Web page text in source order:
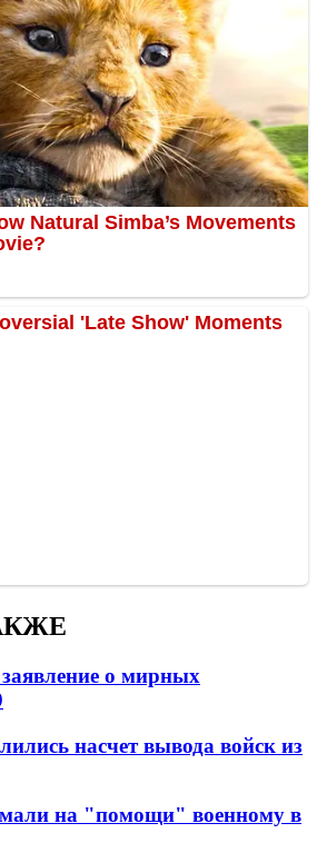
о мирных
насчет вывода войск из
на "помощи" военному в